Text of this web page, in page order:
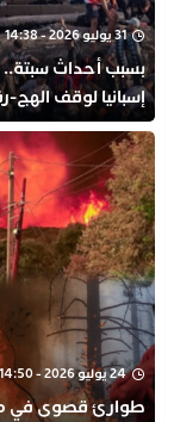
31 يوليو 2026 - 14:38
بسبب أحداث سبتة..
إسبانيا لوقف الهج-
24 يوليو 2026 - 14:50
طوارئ قصوى في